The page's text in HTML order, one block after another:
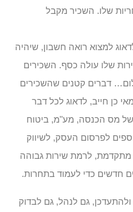
שלו. השכיר מקבל
למצוא רואה חשבון, שיהיה
שלו עולה כסף. השכירים
דברים קטנים שהשכירים
כן חייב, לדאוג לכל דבר
של מס הכנסה, מע"מ, ביטוח
לפרסום העסק, לשיווק
מתקדמת, לרמת שירות גבוהה
חדשים כדי לעמוד בתחרות.
גם לנהל, גם לבדוק